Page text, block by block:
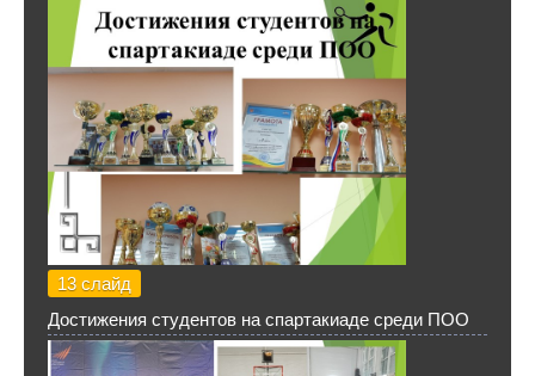
13 слайд
Достижения студентов на спартакиаде среди ПОО